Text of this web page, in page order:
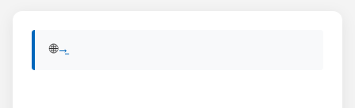
🌐 View English version of this post:Read in English →